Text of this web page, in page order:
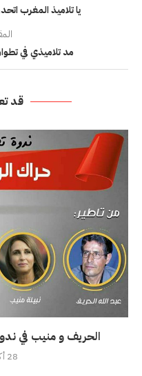
يا تلاميذ المغرب
مد تلاميذي في
قد
الحريف و منيب في
28 أكتوبر، 2017